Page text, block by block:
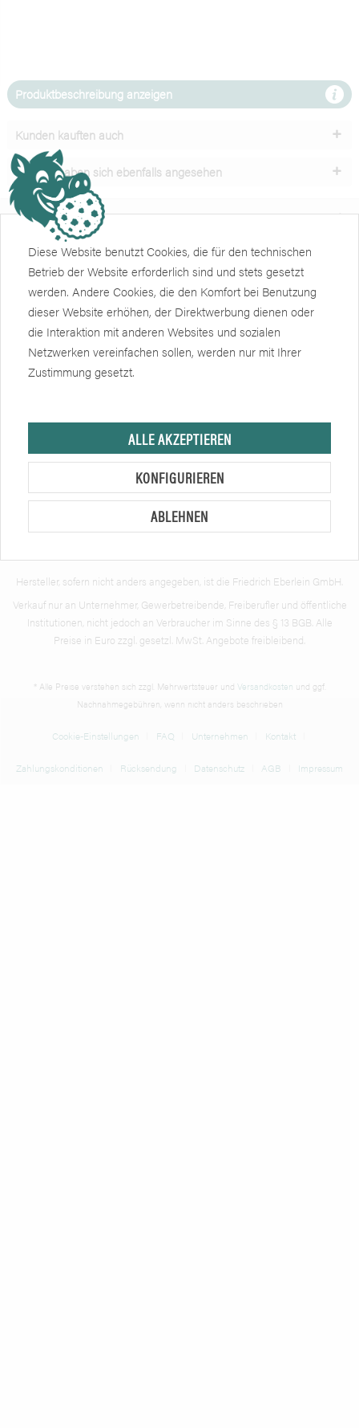
Produktbeschreibung anzeigen
Kunden kauften auch
Kunden haben sich ebenfalls angesehen
Unser Service
Shop
Informationen
Weiteres
Newsletter
Zertifikate Soziale Netzwerke
Hersteller, sofern nicht anders angegeben, ist die Friedrich Eberlein GmbH.
Verkauf nur an Unternehmer, Gewerbetreibende, Freiberufler und öffentliche
Institutionen, nicht jedoch an Verbraucher im Sinne des § 13 BGB. Alle
Preise in Euro zzgl. gesetzl. MwSt. Angebote freibleibend.
* Alle Preise verstehen sich zzgl. Mehrwertsteuer und Versandkosten und ggf.
Nachnahmegebühren, wenn nicht anders beschrieben
Cookie-Einstellungen FAQ Unternehmen Kontakt
Zahlungskonditionen Rücksendung Datenschutz AGB Impressum
Diese Website benutzt Cookies, die für den technischen
Betrieb der Website erforderlich sind und stets gesetzt
werden. Andere Cookies, die den Komfort bei Benutzung
dieser Website erhöhen, der Direktwerbung dienen oder
die Interaktion mit anderen Websites und sozialen
Netzwerken vereinfachen sollen, werden nur mit Ihrer
Zustimmung gesetzt.
ALLE AKZEPTIEREN
KONFIGURIEREN
ABLEHNEN